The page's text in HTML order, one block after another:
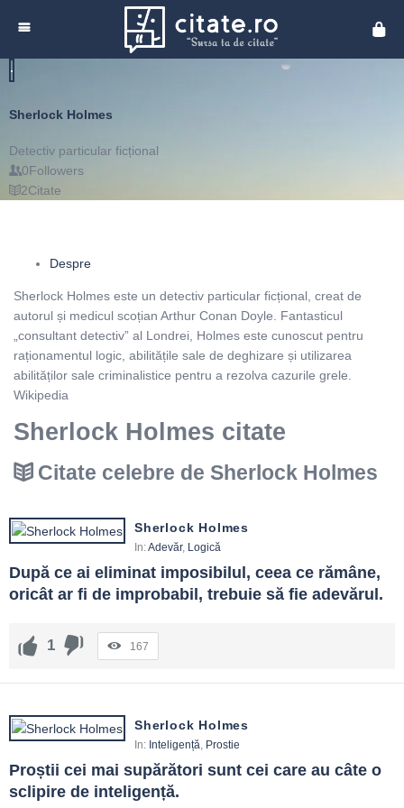
Sherlock Holmes
Detectiv particular ficțional
0Followers
2Citate
Despre
Sherlock Holmes este un detectiv particular ficțional, creat de
autorul și medicul scoțian Arthur Conan Doyle. Fantasticul
„consultant detectiv” al Londrei, Holmes este cunoscut pentru
raționamentul logic, abilitățile sale de deghizare și utilizarea
abilităților sale criminalistice pentru a rezolva cazurile grele.
Wikipedia
Sherlock Holmes citate
Citate celebre de Sherlock Holmes
Sherlock Holmes
In:Adevăr, Logică
După ce ai eliminat imposibilul, ceea ce rămâne,
oricât ar fi de improbabil, trebuie să fie adevărul.
1 167
Sherlock Holmes
In: Inteligență, Prostie
Proștii cei mai supărători sunt cei care au câte o
sclipire de inteligență.